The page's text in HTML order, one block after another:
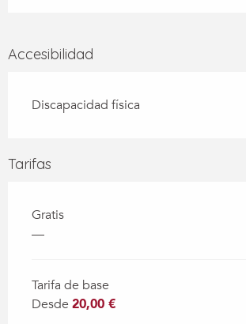
Accesibilidad
Discapacidad física
Tarifas
Gratis
—
Tarifa de base
Desde 20,00 €